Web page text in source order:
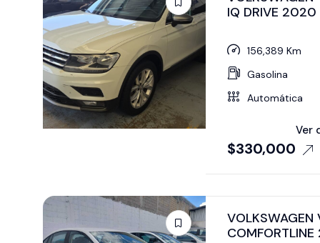
IQ DRIVE 2020
156,389 Km
Gasolina
Automática
$330,000
Ver
VOLKSWAGEN